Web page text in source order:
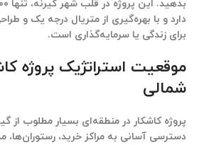
بدهید. این پروژه در قلب شهر گیرنه
دارد و با بهره‌گیری از متریال درجه یک و
برای زندگی یا سرمایه‌گذاری است.
موقعیت استراتژیک پروژه
شمالی
پروژه کاشکار در منطقه‌ای بسیار مطلوب از
دسترسی آسانی به مراکز خرید، رستوران‌ها،